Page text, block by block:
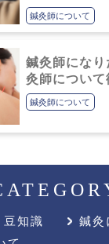
鍼灸師について
鍼灸師にな
灸師について
鍼灸師について
豆知識
鍼灸